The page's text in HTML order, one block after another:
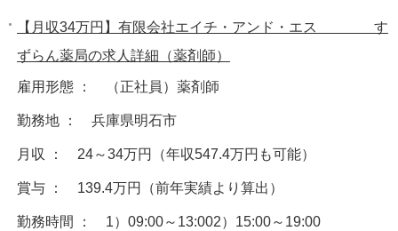
【月収34万円】有限会社エイチ・アンド・エス す
ずらん薬局の求人詳細（薬剤師）
雇用形態 ： （正社員）薬剤師
勤務地 ： 兵庫県明石市
月収 ： 24～34万円（年収547.4万円も可能）
賞与 ： 139.4万円（前年実績より算出）
勤務時間 ： 1）09:00～13:002）15:00～19:00